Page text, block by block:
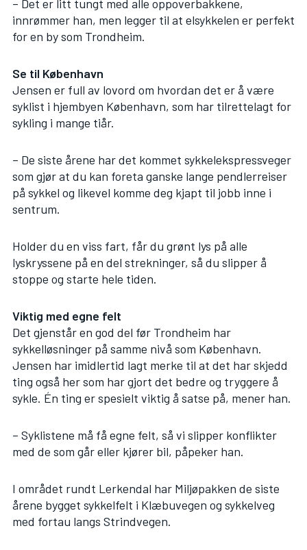
– Det er litt tungt med alle oppoverbakkene,
innrømmer han, men legger til at elsykkelen er perfekt
for en by som Trondheim.
Se til København
Jensen er full av lovord om hvordan det er å være
syklist i hjembyen København, som har tilrettelagt for
sykling i mange tiår.
– De siste årene har det kommet sykkelekspressveger
som gjør at du kan foreta ganske lange pendlerreiser
på sykkel og likevel komme deg kjapt til jobb inne i
sentrum.
Holder du en viss fart, får du grønt lys på alle
lyskryssene på en del strekninger, så du slipper å
stoppe og starte hele tiden.
Viktig med egne felt
Det gjenstår en god del før Trondheim har
sykkelløsninger på samme nivå som København.
Jensen har imidlertid lagt merke til at det har skjedd
ting også her som har gjort det bedre og tryggere å
sykle. Én ting er spesielt viktig å satse på, mener han.
– Syklistene må få egne felt, så vi slipper konflikter
med de som går eller kjører bil, påpeker han.
I området rundt Lerkendal har Miljøpakken de siste
årene bygget sykkelfelt i Klæbuvegen og sykkelveg
med fortau langs Strindvegen.